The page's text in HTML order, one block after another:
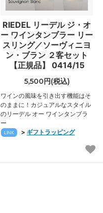
RIEDEL リーデル ジ・オ
ー ワインタンブラー リー
スリング／ソーヴィニヨ
ン・ブラン ２客セット
【正規品】 0414/15
5,500円(税込)
ワインの風味を引き出す機能はそ
のままに！カジュアルなスタイル
のリーデル オー ワインタンブラ
ー
LINK > ギフトラッピング